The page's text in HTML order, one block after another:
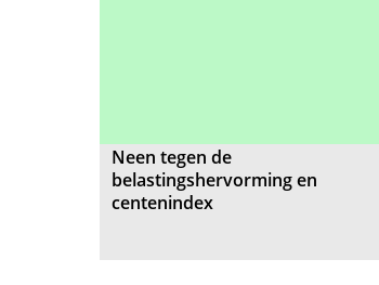
Neen tegen de
belastingshervorming en
centenindex